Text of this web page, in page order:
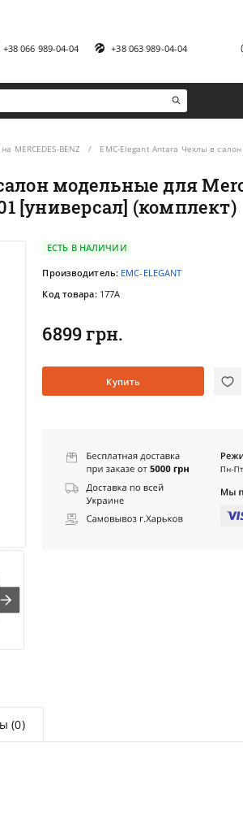
+38 066 989-04-04 +38 063 989-04-04
MERCEDES-BENZ EMC-Elegant Antara Чехлы в
модельные для
[универсал] (комплект)
ЕСТЬ В НАЛИЧИИ
Производитель: EMC-ELEGANT
Код товара: 177A
6899 грн.
Купить
(0)